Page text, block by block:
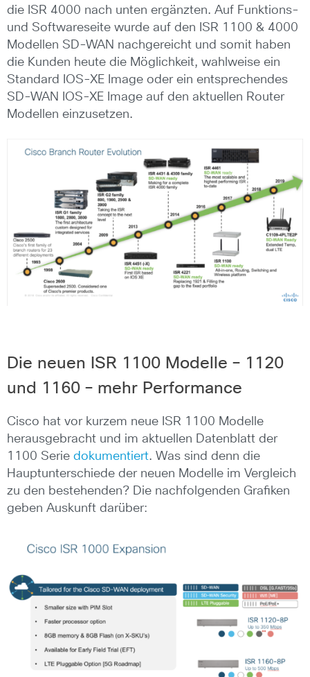
die ISR 4000 nach unten ergänzten. Auf Funktions-
und Softwareseite wurde auf den ISR 1100 & 4000
Modellen SD-WAN nachgereicht und somit haben
die Kunden heute die Möglichkeit, wahlweise ein
Standard IOS-XE Image oder ein entsprechendes
SD-WAN IOS-XE Image auf den aktuellen Router
Modellen einzusetzen.
Die neuen ISR 1100 Modelle – 1120
und 1160 – mehr Performance
Cisco hat vor kurzem neue ISR 1100 Modelle
herausgebracht und im aktuellen Datenblatt der
1100 Serie dokumentiert. Was sind denn die
Hauptunterschiede der neuen Modelle im Vergleich
zu den bestehenden? Die nachfolgenden Grafiken
geben Auskunft darüber: